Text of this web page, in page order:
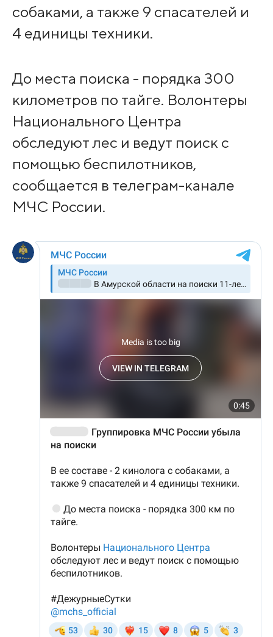
собаками, а также 9 спасателей и
4 единицы техники.
До места поиска - порядка 300
километров по тайге. Волонтеры
Национального Центра
обследуют лес и ведут поиск с
помощью беспилотников,
сообщается в телеграм-канале
МЧС России.